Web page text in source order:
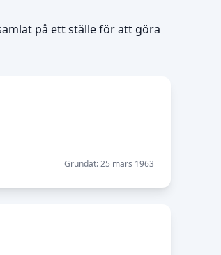
på ett ställe för att göra
Grundat: 25 mars 1963